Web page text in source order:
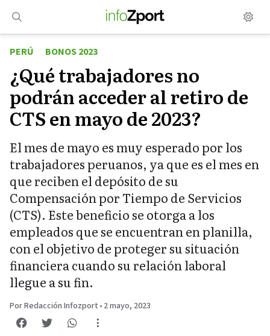
contenido
PERÚ
BONOS 2023
¿Qué trabajadores no
podrán acceder al retiro de
CTS en mayo de 2023?
El mes de mayo es muy esperado por los
trabajadores peruanos, ya que es el mes en
que reciben el depósito de su
Compensación por Tiempo de Servicios
(CTS). Este beneficio se otorga a los
empleados que se encuentran en planilla,
con el objetivo de proteger su situación
financiera cuando su relación laboral
llegue a su fin.
Por Redacción Infozport • 2 mayo, 2023